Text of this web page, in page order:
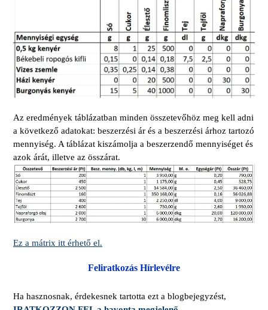
Az eredmények táblázatban minden összetevőhöz meg kell adni
a következő adatokat: beszerzési ár és a beszerzési árhoz tartozó
mennyiség. A táblázat kiszámolja a beszerzendő mennyiséget és
azok árát, illetve az összárat.
Ez a mátrix itt érhető el.
Feliratkozás Hírlevélre
Ha hasznosnak, érdekesnek tartotta ezt a blogbejegyzést,